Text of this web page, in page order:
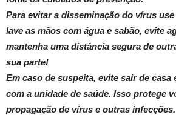
Para evitar a disseminação do vírus
lave as mãos com água e sabão, evite
mantenha uma distância segura de
sua parte!
Em caso de suspeita, evite sair de casa
com a unidade de saúde. Isso protege
propagação de vírus e outras infecções.